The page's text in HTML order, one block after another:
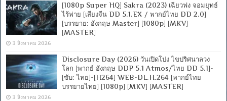
[1080p Super HQ] Sakra (2023) เฉียวฟง จอมยุทธ์
ไร้พ่าย [เสียงจีน DD 5.1.EX / พากย์ไทย DD 2.0]
[บรรยาย: อังกฤษ Master] [1080p] [MKV]
[MASTER]
3 สิงหาคม 2026
Disclosure Day (2026) วันเปิดโปง ไขปริศนาลวง
โลก [พากย์ อังกฤษ DDP 5.1 Atmos/ไทย DD 5.1]-
[ซับ: ไทย]-[H264] WEB-DL.H.264 [พากย์ไทย
บรรยายไทย] [1080p] [MKV] [MASTER]
3 สิงหาคม 2026